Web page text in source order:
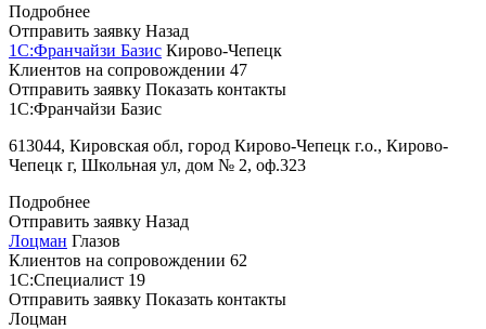
Подробнее
Отправить заявку Назад
1С:Франчайзи Базис Кирово-Чепецк
Клиентов на сопровождении 47
Отправить заявку Показать контакты
1С:Франчайзи Базис
613044, Кировская обл, город Кирово-Чепецк г.о., Кирово-
Чепецк г, Школьная ул, дом № 2, оф.323
Подробнее
Отправить заявку Назад
Лоцман Глазов
Клиентов на сопровождении 62
1С:Специалист 19
Отправить заявку Показать контакты
Лоцман